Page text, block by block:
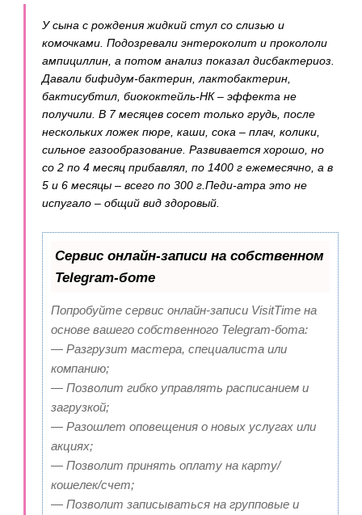
У сына с рождения жидкий стул со слизью и
комочками. Подозревали энтероколит и прокололи
ампициллин, а потом анализ показал дисбактериоз.
Давали бифидум-бактерин, лактобактерин,
бактисубтил, биококтейль-НК – эффекта не
получили. В 7 месяцев сосет только грудь, после
нескольких ложек пюре, каши, сока – плач, колики,
сильное газообразование. Развивается хорошо, но
со 2 по 4 месяц прибавлял, по 1400 г ежемесячно, а в
5 и 6 месяцы – всего по 300 г.Педи-атра это не
испугало – общий вид здоровый.
Сервис онлайн-записи на собственном
Telegram-боте
Попробуйте сервис онлайн-записи VisitTime на
основе вашего собственного Telegram-бота:
— Разгрузит мастера, специалиста или
компанию;
— Позволит гибко управлять расписанием и
загрузкой;
— Разошлет оповещения о новых услугах или
акциях;
— Позволит принять оплату на карту/
кошелек/счет;
— Позволит записываться на групповые и